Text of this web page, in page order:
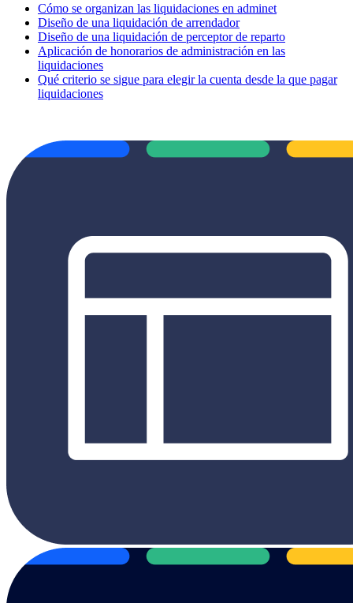
Cómo se organizan las liquidaciones en adminet
Diseño de una liquidación de arrendador
Diseño de una liquidación de perceptor de reparto
Aplicación de honorarios de administración en las
liquidaciones
Qué criterio se sigue para elegir la cuenta desde la que pagar
liquidaciones